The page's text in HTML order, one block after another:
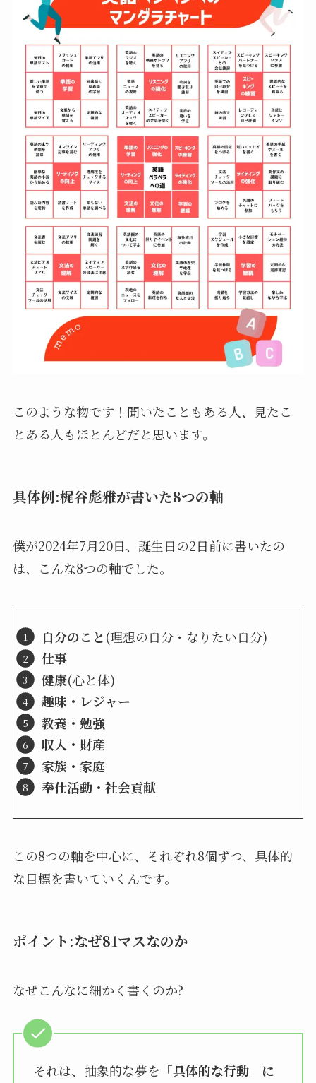
このような物です！聞いたこともある人、見たこ
とある人もほとんどだと思います。
具体例:梶谷彪雅が書いた8つの軸
僕が2024年7月20日、誕生日の2日前に書いたの
は、こんな8つの軸でした。
自分のこと (理想の自分・なりたい自分)
仕事
健康(心と体)
趣味・レジャー
教養・勉強
収入・財産
家族・家庭
奉仕活動・社会貢献
この8つの軸を中心に、それぞれ8個ずつ、具体的
な目標を書いていくんです。
ポイント:なぜ81マスなのか
なぜこんなに細かく書くのか?
それは、抽象的な夢を 「具体的な行動」に